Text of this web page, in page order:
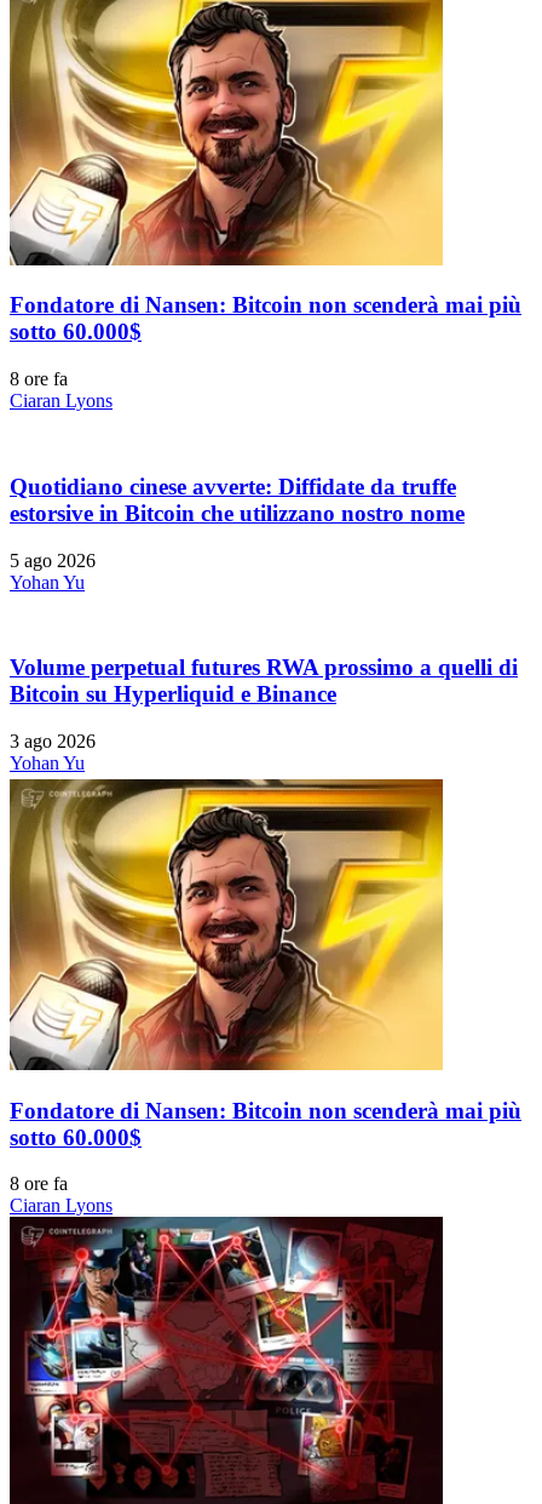
Fondatore di Nansen: Bitcoin non scenderà mai più
sotto 60.000$
8 ore fa
Ciaran Lyons
Quotidiano cinese avverte: Diffidate da truffe
estorsive in Bitcoin che utilizzano nostro nome
5 ago 2026
Yohan Yu
Volume perpetual futures RWA prossimo a quelli di
Bitcoin su Hyperliquid e Binance
3 ago 2026
Yohan Yu
Fondatore di Nansen: Bitcoin non scenderà mai più
sotto 60.000$
8 ore fa
Ciaran Lyons